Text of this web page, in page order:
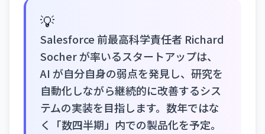
💡
Salesforce 前最高科学責任者 Richard
Socher が率いるスタートアップは、
AI が自分自身の弱点を発見し、研究を
自動化しながら継続的に改善するシス
テムの実装を目指します。数年ではな
く「数四半期」内での製品化を予定。